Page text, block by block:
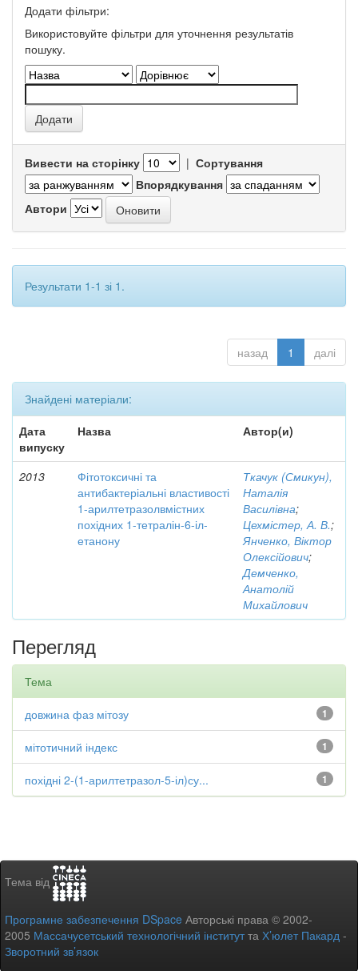
Додати фільтри:
Використовуйте фільтри для уточнення результатів
пошуку.
Вивести на сторінку | Сортування
Впорядкування
Автори
Результати 1-1 зі 1.
назад 1 далі
Знайдені матеріали:
Дата
випуску
Назва Автор(и)
2013
Фітотоксичні та
антибактеріальні властивості
1-арилтетразолвмістних
похідних 1-тетралін-6-іл-
етанону
Ткачук (Смикун),
Наталія
Василівна;
Цехмістер, А. В.;
Янченко, Віктор
Олексійович;
Демченко,
Анатолій
Михайлович
Перегляд
Тема
1
довжина фаз мітозу
1
мітотичний індекс
1
похідні 2-(1-арилтетразол-5-іл)су...
Тема від
Програмне забезпечення DSpace Авторські права © 2002-
2005 Массачусетський технологічний інститутта Х’юлет Пакард -
Зворотний зв’язок